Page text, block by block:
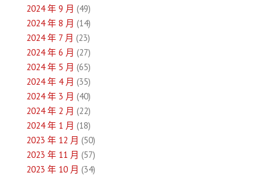
2024 年 9 月 (49)
2024 年 8 月 (14)
2024 年 7 月 (23)
2024 年 6 月 (27)
2024 年 5 月 (65)
2024 年 4 月 (35)
2024 年 3 月 (40)
2024 年 2 月 (22)
2024 年 1 月 (18)
2023 年 12 月 (50)
2023 年 11 月 (57)
2023 年 10 月 (34)